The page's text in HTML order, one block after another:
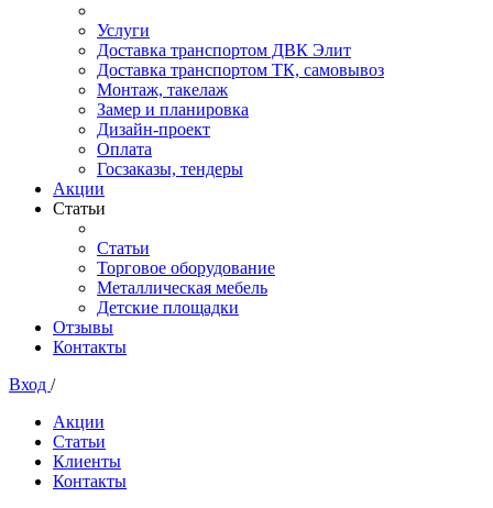
Услуги
Доставка транспортом ДВК Элит
Доставка транспортом ТК, самовывоз
Монтаж, такелаж
Замер и планировка
Дизайн-проект
Оплата
Госзаказы, тендеры
Акции
Статьи
Статьи
Торговое оборудование
Металлическая мебель
Детские площадки
Отзывы
Контакты
Вход /
Акции
Статьи
Клиенты
Контакты